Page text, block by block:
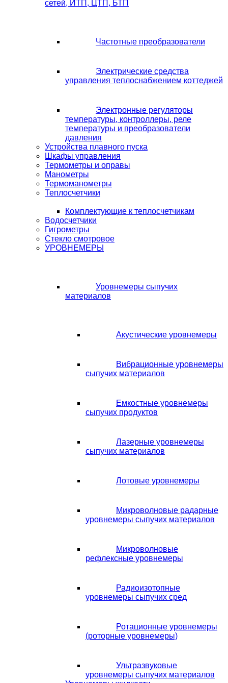
сетей, ИТП, ЦТП, БТП
Частотные преобразователи
Электрические средства
управления теплоснабжением коттеджей
Электронные регуляторы
температуры, контроллеры, реле
температуры и преобразователи
давления
Устройства плавного пуска
Шкафы управления
Термометры и оправы
Манометры
Термоманометры
Теплосчетчики
Комплектующие к теплосчетчикам
Водосчетчики
Гигрометры
Стекло смотровое
УРОВНЕМЕРЫ
Уровнемеры сыпучих
материалов
Акустические уровнемеры
Вибрационные уровнемеры
сыпучих материалов
Емкостные уровнемеры
сыпучих продуктов
Лазерные уровнемеры
сыпучих материалов
Лотовые уровнемеры
Микроволновые радарные
уровнемеры сыпучих материалов
Микроволновые
рефлексные уровнемеры
Радиоизотопные
уровнемеры сыпучих сред
Ротационные уровнемеры
(роторные уровнемеры)
Ультразвуковые
уровнемеры сыпучих материалов